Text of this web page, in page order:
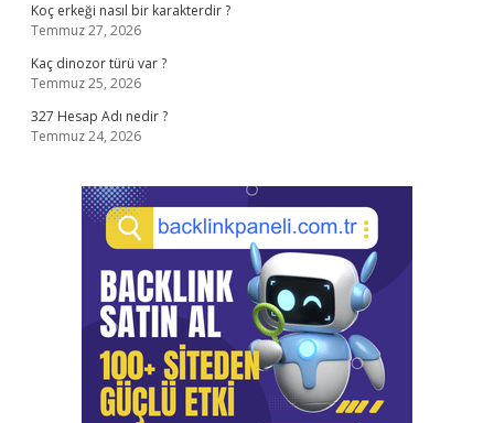
Koç erkeği nasıl bir karakterdir ?
Temmuz 27, 2026
Kaç dinozor türü var ?
Temmuz 25, 2026
327 Hesap Adı nedir ?
Temmuz 24, 2026